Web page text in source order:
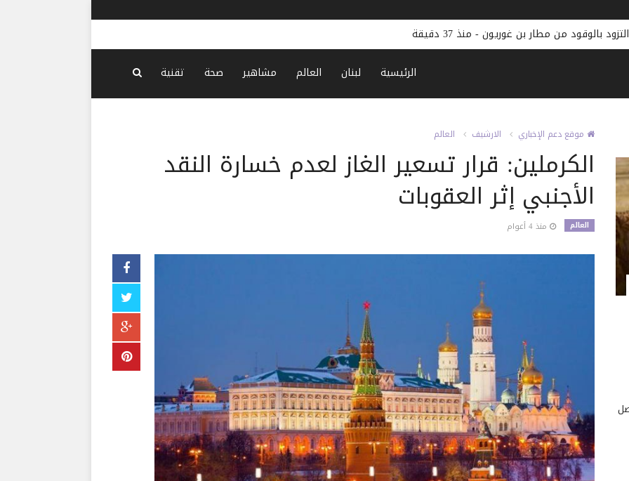
بالوقود من مطار بن غوريون- منذ 37 دقيقة
الرئيسية لبنان العالم مشاهير صحة تقنية
موقع دعم الإخباري الارشيف العالم
الكرملين: قرار تسعير الغاز لعدم خسارة النقد
الأجنبي إثر العقوبات
العالم منذ 4 أعوام